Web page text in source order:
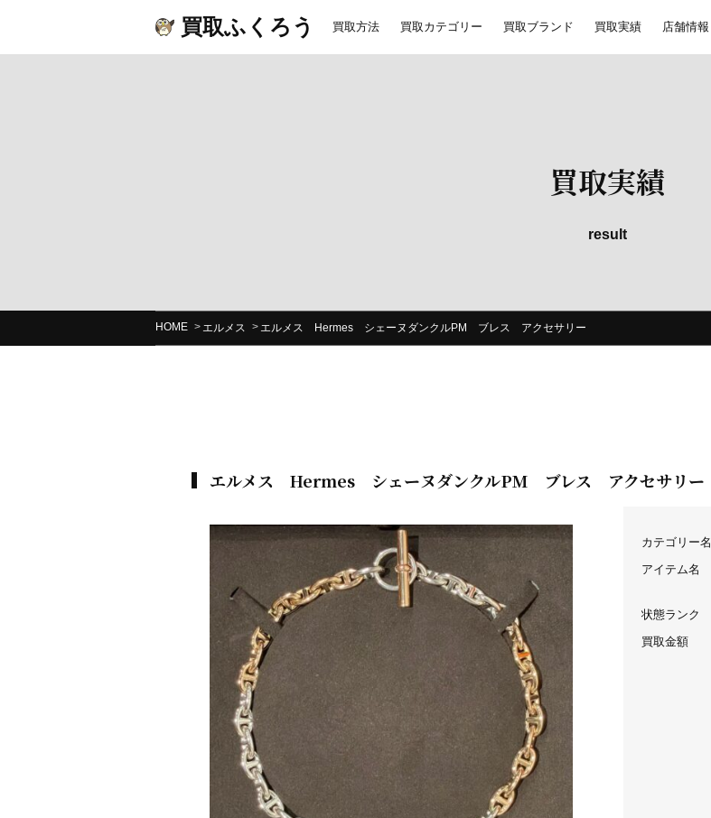
買取ふくろう 買取方法 買取カテゴリー 買取ブランド 買取実績 店舗情報
買取実績
result
HOME エルメス エルメス Hermes シェーヌダンクルPM ブレス アクセサリー
エルメス Hermes シェーヌダンクルPM ブレス アクセサリー
カテゴリー名
アイテム名
状態ランク
買取金額